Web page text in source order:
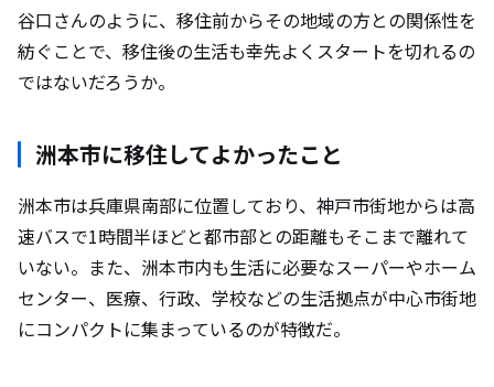
谷口さんのように、移住前からその地域の方との関係性を
紡ぐことで、移住後の生活も幸先よくスタートを切れるの
ではないだろうか。
洲本市に移住してよかったこと
洲本市は兵庫県南部に位置しており、神戸市街地からは高
速バスで1時間半ほどと都市部との距離もそこまで離れて
いない。また、洲本市内も生活に必要なスーパーやホーム
センター、医療、行政、学校などの生活拠点が中心市街地
にコンパクトに集まっているのが特徴だ。